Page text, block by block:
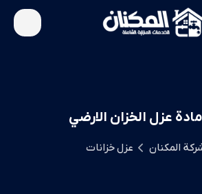
عزل الخزان الارضي
المكنان عزل خزانات